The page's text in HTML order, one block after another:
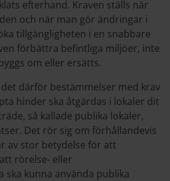
efterhand. Kraven ställs när
och när man gör ändringar i
tillgängligheten i en snabbare
förbättra befintliga miljöer, inte
om eller ersätts.
det därför bestämmelser med krav
hinder ska åtgärdas i lokaler dit
så kallade publika lokaler,
Det rör sig om förhållandevis
av stor betydelse för att
rörelse- eller
ska kunna använda publika